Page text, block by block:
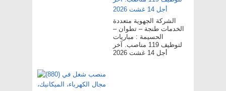
الشركة الجهوية متعددة
الخدمات طنجة – تطوان –
الحسيمة : مباريات
لتوظيف 119 مناصب. آخر
أجل 14 غشت 2026